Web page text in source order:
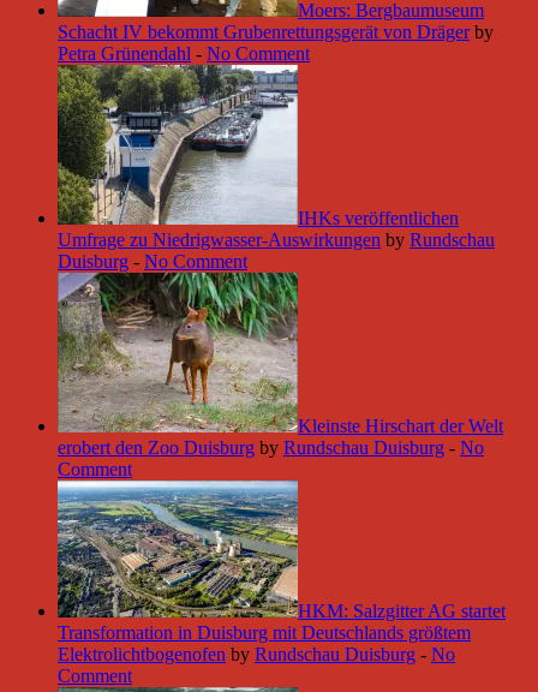
Moers: Bergbaumuseum
Schacht IV bekommt Grubenrettungsgerät von Dräger by
Petra Grünendahl - No Comment
IHKs veröffentlichen
Umfrage zu Niedrigwasser-Auswirkungen by Rundschau
Duisburg - No Comment
Kleinste Hirschart der Welt
erobert den Zoo Duisburg by Rundschau Duisburg - No
Comment
HKM: Salzgitter AG startet
Transformation in Duisburg mit Deutschlands größtem
Elektrolichtbogenofen by Rundschau Duisburg - No
Comment